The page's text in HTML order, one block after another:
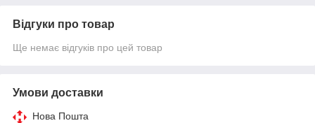
Відгуки про товар
Ще немає відгуків про цей товар
Умови доставки
Нова Пошта